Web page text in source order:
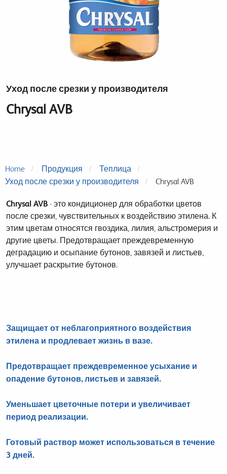
Уход после срезки у производителя
Chrysal AVB
Home Продукция
Теплица
Уход после срезки у производителя
Chrysal AVB
Chrysal AVB - это кондиционер для обработки цветов
после срезки, чувствительных к воздействию этилена. К
этим цветам относятся гвоздика, лилия, альстромерия и
другие цветы. Предотвращает преждевременную
деградацию и осыпание бутонов, завязей и листьев,
улучшает раскрытие бутонов.
Защищает от неблагоприятного воздействия
этилена и продлевает жизнь в вазе.
Предотвращает преждевременное усыхание и
опадение бутонов, листьев и завязей.
Уменьшает цветочные потери и увеличивает
период реализации.
Готовый раствор может использоваться в течение
3 дней.